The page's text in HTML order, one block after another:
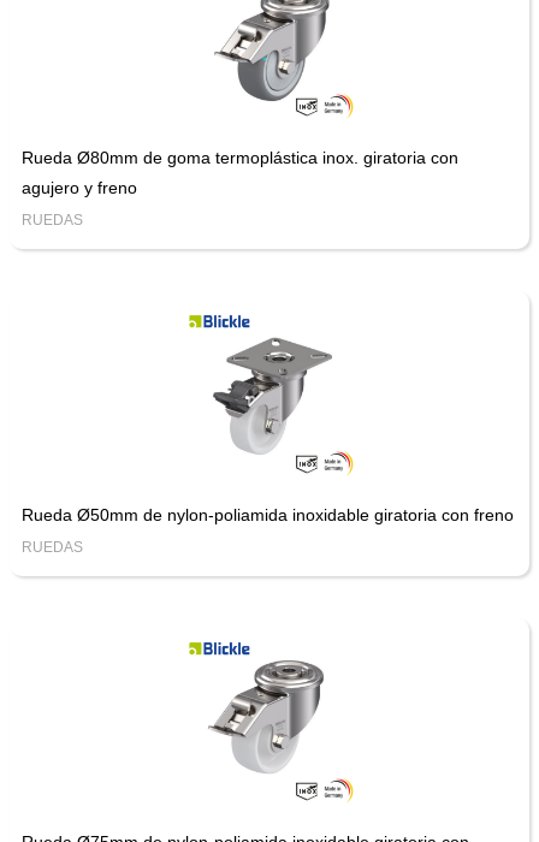
Rueda Ø80mm de goma termoplástica inox. giratoria con
agujero y freno
RUEDAS
Rueda Ø50mm de nylon-poliamida inoxidable giratoria con freno
RUEDAS